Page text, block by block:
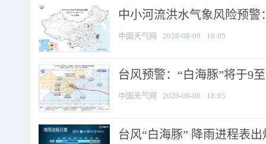
中小河流洪水气象风险预
中国天气网 2026-08-08 18:05
台风预警：“白海豚”将于9
中国天气网 2026-08-08 18:05
台风“白海豚” 降雨进程表